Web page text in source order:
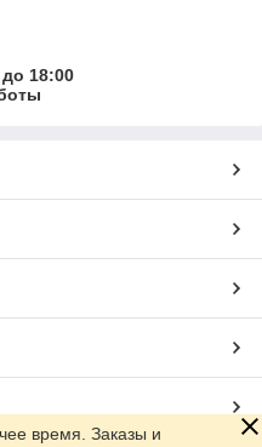
18:00
время. Заказы и